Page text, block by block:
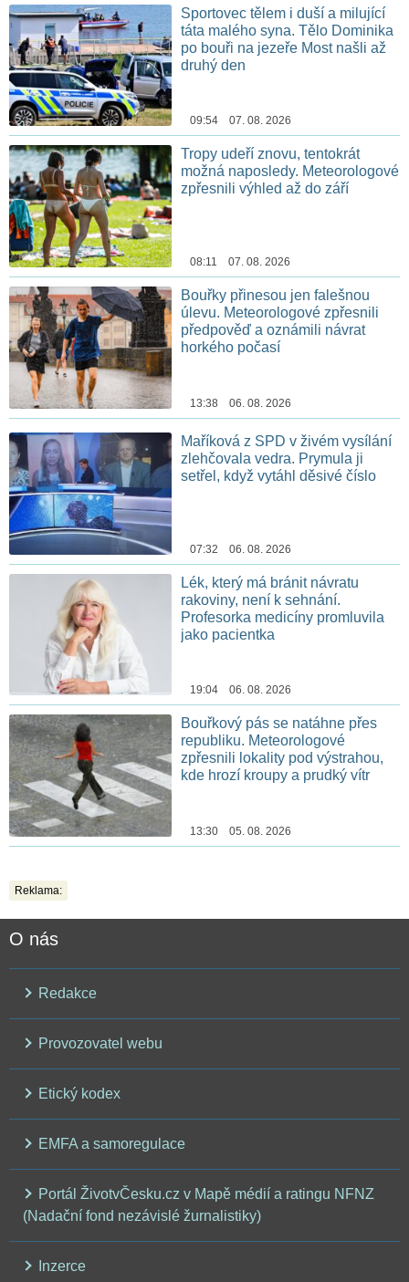
Sportovec tělem i duší a milující
táta malého syna. Tělo Dominika
po bouři na jezeře Most našli až
druhý den
09:54 07. 08. 2026
Tropy udeří znovu, tentokrát
možná naposledy. Meteorologové
zpřesnili výhled až do září
08:11 07. 08. 2026
Bouřky přinesou jen falešnou
úlevu. Meteorologové zpřesnili
předpověď a oznámili návrat
horkého počasí
13:38 06. 08. 2026
Maříková z SPD v živém vysílání
zlehčovala vedra. Prymula ji
setřel, když vytáhl děsivé číslo
07:32 06. 08. 2026
Lék, který má bránit návratu
rakoviny, není k sehnání.
Profesorka medicíny promluvila
jako pacientka
19:04 06. 08. 2026
Bouřkový pás se natáhne přes
republiku. Meteorologové
zpřesnili lokality pod výstrahou,
kde hrozí kroupy a prudký vítr
13:30 05. 08. 2026
Reklama:
O nás
Redakce
Provozovatel webu
Etický kodex
EMFA a samoregulace
Portál ŽivotvČesku.cz v Mapě médií a ratingu NFNZ
(Nadační fond nezávislé žurnalistiky)
Inzerce